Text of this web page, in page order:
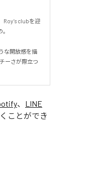
Roy’s clubを迎
な開放感を描
ーさが際立つ
、 LINE
ことができ